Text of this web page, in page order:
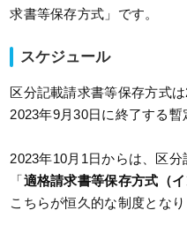
求書等保存方式」です。
スケジュール
区分記載請求書等保存方式
2023年9月30日に終了する暫
2023年10月1日からは、区
「適格請求書等保存方式（イ
こちらが恒久的な制度となり